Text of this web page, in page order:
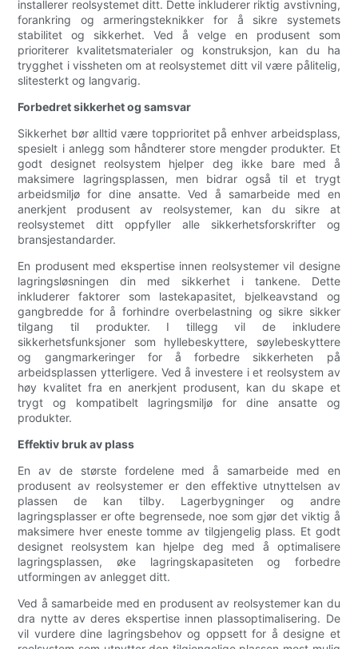
installerer reolsystemet ditt. Dette inkluderer riktig avstivning,
forankring og armeringsteknikker for å sikre systemets
stabilitet og sikkerhet. Ved å velge en produsent som
prioriterer kvalitetsmaterialer og konstruksjon, kan du ha
trygghet i vissheten om at reolsystemet ditt vil være pålitelig,
slitesterkt og langvarig.
Forbedret sikkerhet og samsvar
Sikkerhet bør alltid være topprioritet på enhver arbeidsplass,
spesielt i anlegg som håndterer store mengder produkter. Et
godt designet reolsystem hjelper deg ikke bare med å
maksimere lagringsplassen, men bidrar også til et trygt
arbeidsmiljø for dine ansatte. Ved å samarbeide med en
anerkjent produsent av reolsystemer, kan du sikre at
reolsystemet ditt oppfyller alle sikkerhetsforskrifter og
bransjestandarder.
En produsent med ekspertise innen reolsystemer vil designe
lagringsløsningen din med sikkerhet i tankene. Dette
inkluderer faktorer som lastekapasitet, bjelkeavstand og
gangbredde for å forhindre overbelastning og sikre sikker
tilgang til produkter. I tillegg vil de inkludere
sikkerhetsfunksjoner som hyllebeskyttere, søylebeskyttere
og gangmarkeringer for å forbedre sikkerheten på
arbeidsplassen ytterligere. Ved å investere i et reolsystem av
høy kvalitet fra en anerkjent produsent, kan du skape et
trygt og kompatibelt lagringsmiljø for dine ansatte og
produkter.
Effektiv bruk av plass
En av de største fordelene med å samarbeide med en
produsent av reolsystemer er den effektive utnyttelsen av
plassen de kan tilby. Lagerbygninger og andre
lagringsplasser er ofte begrensede, noe som gjør det viktig å
maksimere hver eneste tomme av tilgjengelig plass. Et godt
designet reolsystem kan hjelpe deg med å optimalisere
lagringsplassen, øke lagringskapasiteten og forbedre
utformingen av anlegget ditt.
Ved å samarbeide med en produsent av reolsystemer kan du
dra nytte av deres ekspertise innen plassoptimalisering. De
vil vurdere dine lagringsbehov og oppsett for å designe et